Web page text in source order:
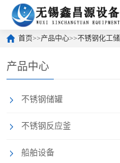
首页>>产品中心>>不锈钢化工
产品中心
不锈钢储罐
不锈钢反应釜
船舶设备